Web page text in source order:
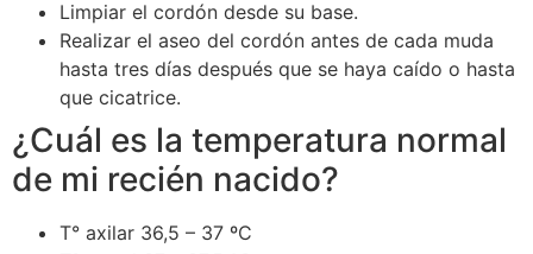
Limpiar el cordón desde su base.
Realizar el aseo del cordón antes de cada muda
hasta tres días después que se haya caído o hasta
que cicatrice.
¿Cuál es la temperatura normal
de mi recién nacido?
T° axilar 36,5 – 37 ºC